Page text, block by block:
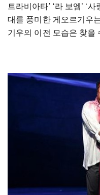
트라비아타’ ‘라 보엠’ ‘
대를 풍미한 게오르기우
기우의 이전 모습은 찾을